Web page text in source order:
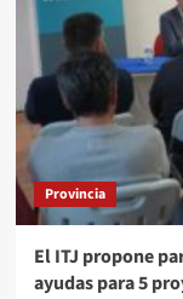
fallecimiento
de
Pepe
Habichuela,
una
leyenda
de
guitarra
flamenca,
vinculado
a
Provincia
El ITJ propone
ayudas para 5